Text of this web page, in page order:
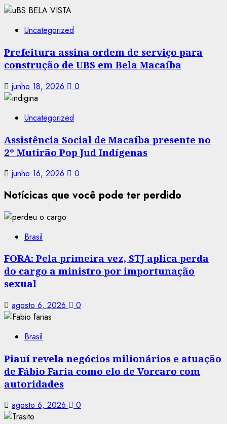
Uncategorized
Prefeitura assina ordem de serviço para
construção de UBS em Bela Macaíba
junho 18, 2026 0
Uncategorized
Assistência Social de Macaíba presente no
2º Mutirão Pop Jud Indígenas
junho 16, 2026 0
Notícicas que você pode ter perdido
Brasil
FORA: Pela primeira vez, STJ aplica perda
do cargo a ministro por importunação
sexual
agosto 6, 2026 0
Brasil
Piauí revela negócios milionários e atuação
de Fábio Faria como elo de Vorcaro com
autoridades
agosto 6, 2026 0